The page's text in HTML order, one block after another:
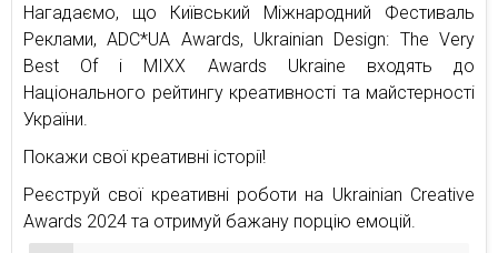
Нагадаємо, що Київський Міжнародний Фестиваль
Реклами, ADC*UA Awards, Ukrainian Design: The Very
Best Of і MIXX Awards Ukraine входять до
Національного рейтингу креативності та майстерності
України.
Покажи свої креативні історії!
Реєструй свої креативні роботи на Ukrainian Creative
Awards 2024 та отримуй бажану порцію емоцій.